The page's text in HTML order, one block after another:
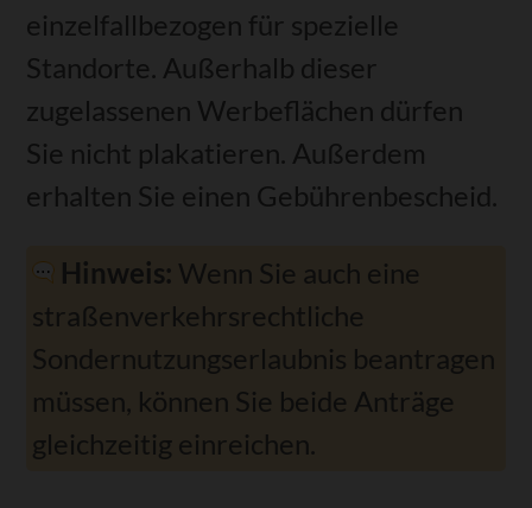
einzelfallbezogen für spezielle
Standorte. Außerhalb dieser
zugelassenen Werbeflächen dürfen
Sie nicht plakatieren. Außerdem
erhalten Sie einen Gebührenbescheid.
Hinweis: Wenn Sie auch eine
straßenverkehrsrechtliche
Sondernutzungserlaubnis beantragen
müssen, können Sie beide Anträge
gleichzeitig einreichen.